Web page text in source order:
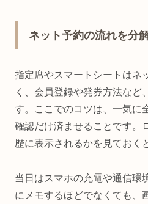
ネット予約の流れを分
指定席やスマートシートはネ
く、会員登録や発券方法など
す。ここでのコツは、一気に
確認だけ済ませることです。
歴に表示されるかを見ておく
当日はスマホの充電や通信環
にメモするほどでなくても、